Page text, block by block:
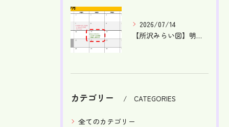
カテゴリー CATEGORIES
全てのカテゴリー
2026/07/14
【所沢みらい図】明日はケータリングDAY！【就労支援】【東所...